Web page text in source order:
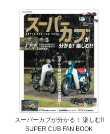
スーパーカブが分かる！ 楽しむ!!
SUPER CUB FAN BOOK